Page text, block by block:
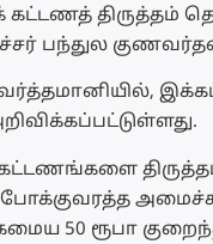
கட்டணத் திருத்தம்
பந்துல
திருத்தம்
போக்குவரத்த
50 ரூபா